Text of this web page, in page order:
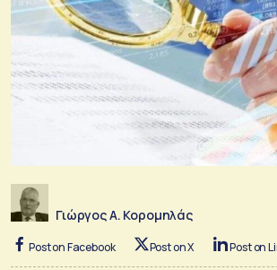
Γιώργος Α. Κορομηλάς
Post on Facebook Post on X Post on